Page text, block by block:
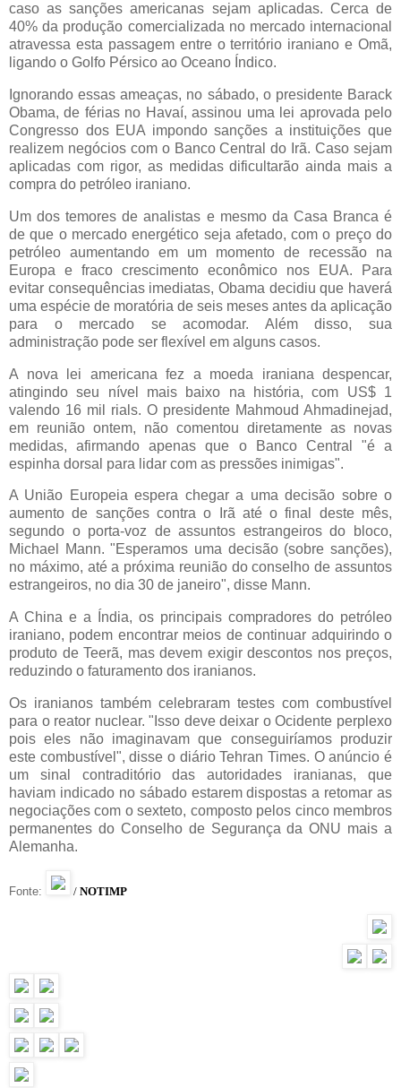
caso as sanções americanas sejam aplicadas. Cerca de
40% da produção comercializada no mercado internacional
atravessa esta passagem entre o território iraniano e Omã,
ligando o Golfo Pérsico ao Oceano Índico.
Ignorando essas ameaças, no sábado, o presidente Barack
Obama, de férias no Havaí, assinou uma lei aprovada pelo
Congresso dos EUA impondo sanções a instituições que
realizem negócios com o Banco Central do Irã. Caso sejam
aplicadas com rigor, as medidas dificultarão ainda mais a
compra do petróleo iraniano.
Um dos temores de analistas e mesmo da Casa Branca é
de que o mercado energético seja afetado, com o preço do
petróleo aumentando em um momento de recessão na
Europa e fraco crescimento econômico nos EUA. Para
evitar consequências imediatas, Obama decidiu que haverá
uma espécie de moratória de seis meses antes da aplicação
para o mercado se acomodar. Além disso, sua
administração pode ser flexível em alguns casos.
A nova lei americana fez a moeda iraniana despencar,
atingindo seu nível mais baixo na história, com US$ 1
valendo 16 mil rials. O presidente Mahmoud Ahmadinejad,
em reunião ontem, não comentou diretamente as novas
medidas, afirmando apenas que o Banco Central "é a
espinha dorsal para lidar com as pressões inimigas".
A União Europeia espera chegar a uma decisão sobre o
aumento de sanções contra o Irã até o final deste mês,
segundo o porta-voz de assuntos estrangeiros do bloco,
Michael Mann. "Esperamos uma decisão (sobre sanções),
no máximo, até a próxima reunião do conselho de assuntos
estrangeiros, no dia 30 de janeiro", disse Mann.
A China e a Índia, os principais compradores do petróleo
iraniano, podem encontrar meios de continuar adquirindo o
produto de Teerã, mas devem exigir descontos nos preços,
reduzindo o faturamento dos iranianos.
Os iranianos também celebraram testes com combustível
para o reator nuclear. "Isso deve deixar o Ocidente perplexo
pois eles não imaginavam que conseguiríamos produzir
este combustível", disse o diário Tehran Times. O anúncio é
um sinal contraditório das autoridades iranianas, que
haviam indicado no sábado estarem dispostas a retomar as
negociações com o sexteto, composto pelos cinco membros
permanentes do Conselho de Segurança da ONU mais a
Alemanha.
Fonte: / NOTIMP